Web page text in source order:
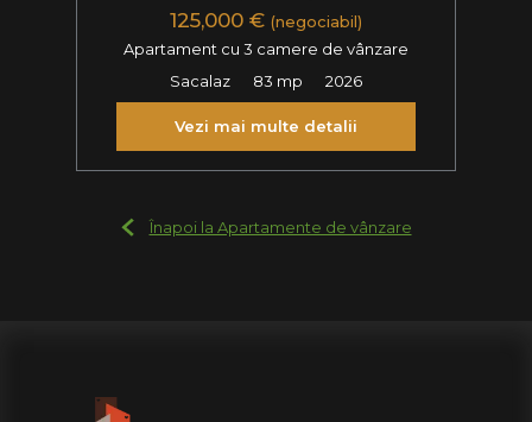
125,000 € (negociabil)
Apartament cu 3 camere de vânzare
Sacalaz
83 mp 2026
Vezi mai multe detalii
Înapoi la Apartamente de vânzare